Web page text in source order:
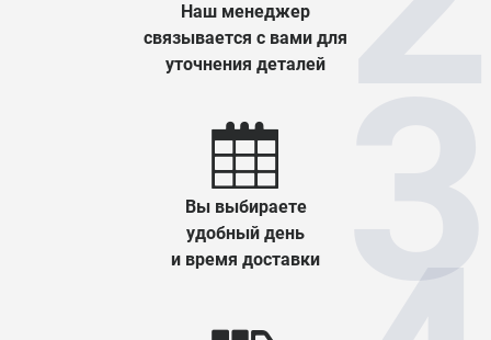
Наш менеджер
связывается с вами для
уточнения деталей
Вы выбираете
удобный день
и время доставки